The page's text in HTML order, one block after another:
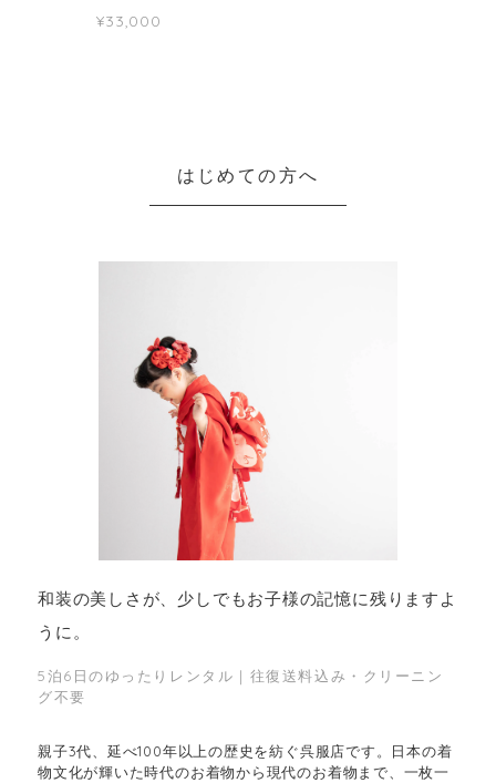
¥33,000
はじめての方へ
和装の美しさが、少しでもお子様の記憶に残りますよ
うに。
5泊6日のゆったりレンタル｜往復送料込み・クリーニン
グ不要
親子3代、延べ100年以上の歴史を紡ぐ呉服店です。日本の着
物文化が輝いた時代のお着物から現代のお着物まで、一枚一